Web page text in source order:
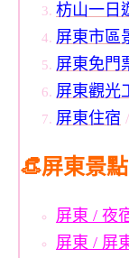
枋山一日
屏東市區
屏東免門
屏東觀光
屏東住宿 /
👒屏東景
屏東 / 夜
屏東 / 屏